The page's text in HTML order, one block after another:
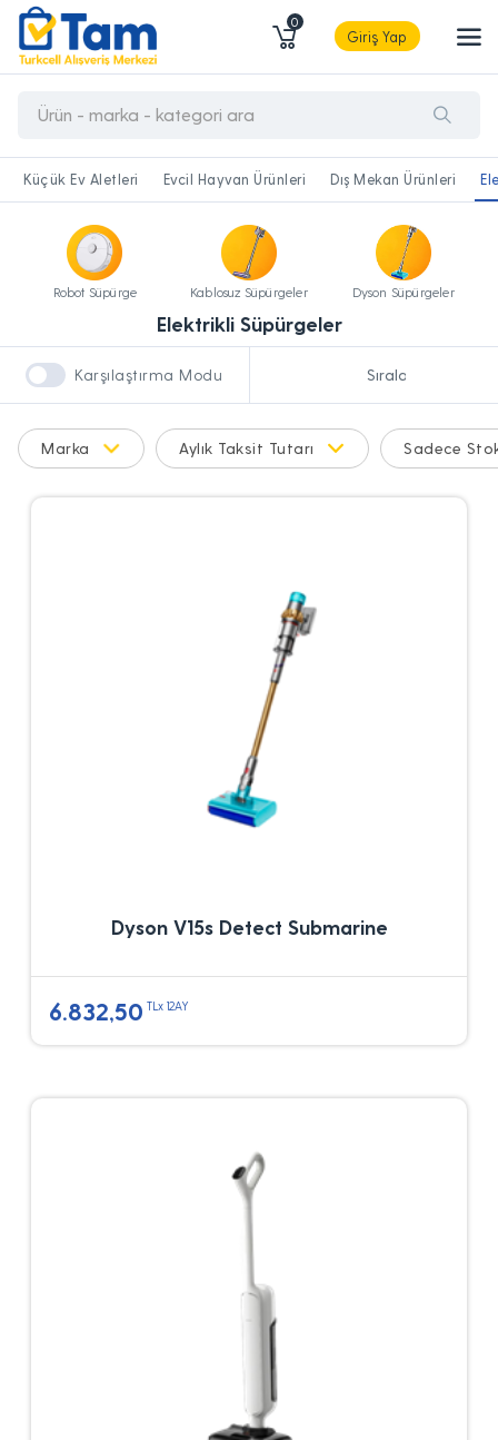
0
Giriş Yap
Küçük Ev Aletleri Evcil Hayvan Ürünleri Dış Mekan Ürünleri
Robot Süpürge Kablosuz Süpürgeler Dyson Süpürgeler
Elektrikli Süpürgeler
Karşılaştırma Modu
Dyson V15s Detect Submarine
6.832,50 TLx 12AY
Marka Aylık Taksit Tutarı Sadece